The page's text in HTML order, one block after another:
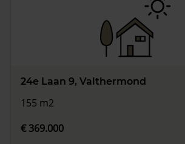
24e Laan 9, Valthermond
155 m2
€ 369.000